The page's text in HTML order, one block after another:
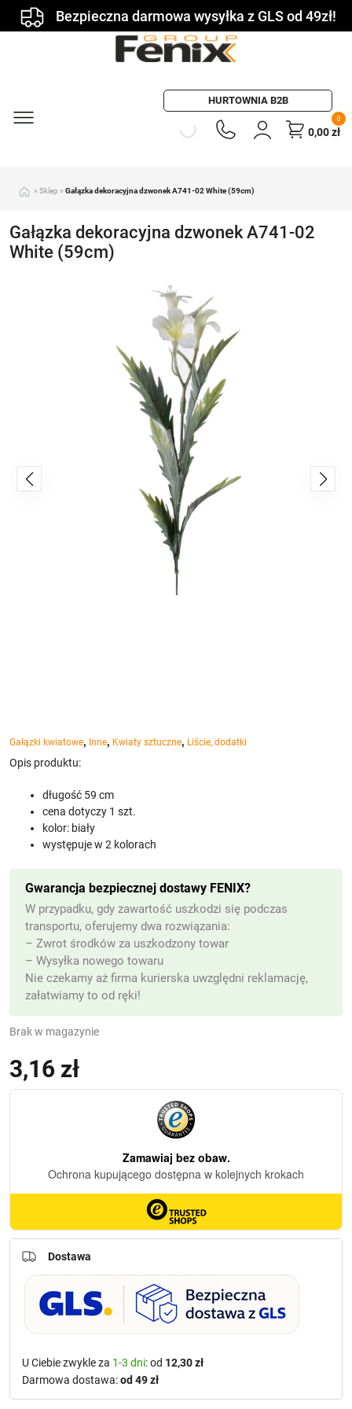
Bezpieczna darmowa wysyłka z GLS od 49zł!
HURTOWNIA B2B
0
0,00zł
» Sklep » Gałązka dekoracyjna dzwonek A741-02 White (59cm)
Gałązka dekoracyjna dzwonek A741-02
White (59cm)
Gałązki kwiatowe, Inne, Kwiaty sztuczne, Liście, dodatki
3,16 zł
Opis produktu:
długość 59 cm
cena dotyczy 1 szt.
kolor: biały
występuje w 2 kolorach
Brak w magazynie
Gwarancja bezpiecznej dostawy FENIX?
W przypadku, gdy zawartość uszkodzi się podczas
transportu, oferujemy dwa rozwiązania:
– Zwrot środków za uszkodzony towar
– Wysyłka nowego towaru
Nie czekamy aż firma kurierska uwzględni reklamację,
załatwiamy to od ręki!
Dostawa
U Ciebie zwykle za 1-3 dni: od 12,30 zł
Darmowa dostawa:od 49 zł